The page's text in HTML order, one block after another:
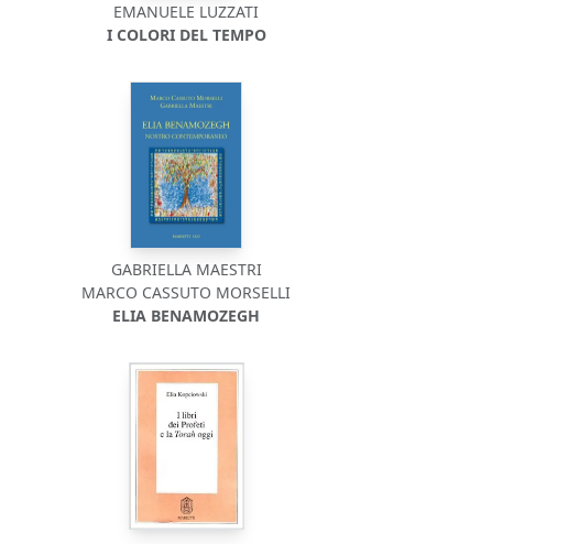
EMANUELE LUZZATI
I COLORI DEL TEMPO
GABRIELLA MAESTRI
MARCO CASSUTO MORSELLI
ELIA BENAMOZEGH